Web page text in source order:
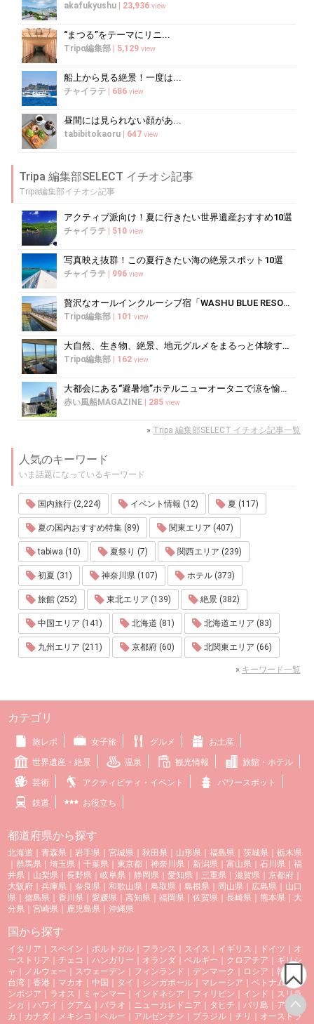
akafukyushu 23,936 view
“まつる”をテーマにリニ...
Tripα編集部 5,129 view
船上から見る絶景！一度は...
チャイラテ 686 view
昼間には見られない顔があ...
tabibitokaoru 647 view
Tripa 編集部SELECT イチオシ記事
Tripa編集部イチオシ記事
アクティブ派向け！夏に行きたい世界遺産おすすめ10選
チャイラテ 510 view
写真映え抜群！この夏行きたい海の絶景スポット10選
チャイラテ 996 view
贅沢なオールインクルーシブ宿「WASHU BLUE RESORT 風籠」で...
Tripα編集部 101 view
大自然、生き物、絶景、地元グルメをまるっと体験する「湘南西エリア」
Tripα編集部 162 view
大都会にある“避暑地”ホテルニューオータニで涼を愉しむ
赤い風船MAGAZINE 285 view
» Tripa 編集部SELECT イチオシ記事一覧
人気のキーワード
いま話題になっているキーワード
国内旅行 (2,224) イベント情報 (12) 夏 (117)
夏の国内おすすめ特集 (89) 関東エリア (407)
tabiwa (10) 夏祭り (7) 関西エリア (239)
初夏 (31) 神奈川県 (107) ホテル (373)
旅館 (252) 東北エリア (139) 絶景 (382)
中国エリア (141) 北海道 (81) 北海道エリア (83)
九州エリア (211) 京都府 (60) 北関東エリア (66)
» キーワード一覧
カテゴリ
旅レポ 女子旅 グルメ お土産
世界遺産・絶景 温泉 観光情報 旅館・ホテル
芸術 アクティビティ・イベント パワースポット
鉄道 お役立ち
都道府県から探す
北海道 ｜青森県 ｜岩手県 ｜宮城県 ｜秋田県 山形県 ｜福島県 ｜茨城県 ｜栃木県
群馬県 ｜埼玉県 ｜千葉県 東京都 ｜神奈川県 新潟県 ｜富山県 ｜石川県 ｜福
井県
山梨県 ｜長野県 ｜岐阜県 静岡県 ｜愛知県 三重県 ｜滋賀県 ｜京都府
大阪府 ｜兵庫県 ｜奈良県 ｜和歌山県 ｜鳥取県 ｜島根県 岡山県 広島県
山口
県 ｜徳島県 ｜香川県 ｜愛媛県 ｜高知県 ｜福岡県 ｜佐賀県 ｜長崎県 熊本県
大
分県 ｜宮崎県 鹿児島県 ｜沖縄県
国から探す
イタリア スペイン ｜ポルトガル フランス スイス イギリス ドイツ
オ
ーストリア ｜チェコ ｜ハンガリー オランダ ｜ベルギー クロアチア
ギリシ
ャ
ノルウェー スウェーデン フィンランド デンマーク ロシア ｜韓国
台湾 ｜香港 マカオ ｜中国 タイ シンガポール マレーシア ｜ベトナム｜ カ
ンボジア
ラオス ミャンマー インドネシア フィリピン インド
スリラ
ンカ
｜ハワイ グアム ｜パラオ ニューカレドニア タヒチ ｜バリ島
アメリ
カ
カナダ メキシコ ｜ペルー アルゼンチン ブラジル ｜チリ
オーストラ